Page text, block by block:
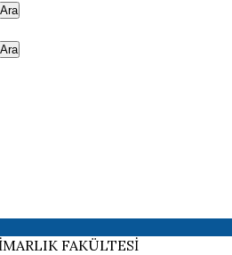
Ara
Ara
FAKÜLTESİ